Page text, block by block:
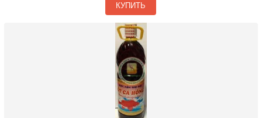
КУПИТЬ